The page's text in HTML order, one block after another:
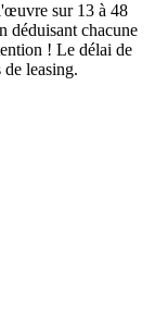
sur 13 à 48
déduisant chacune
! Le délai de
de leasing.